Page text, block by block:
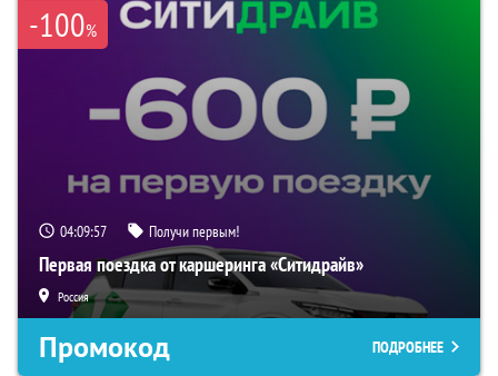
-100%
04:09:56 Получи первым!
Первая поездка от каршеринга «Ситидрайв»
Россия
Промокод ПОДРОБНЕЕ